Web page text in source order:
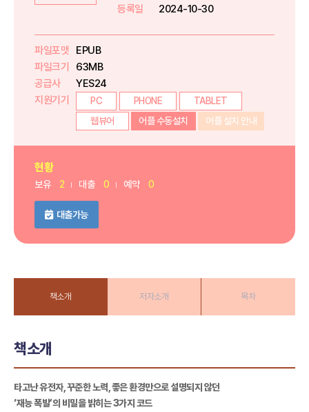
등록일
2024-10-30
파일포맷
EPUB
파일크기
63MB
공급사
YES24
지원기기
PC PHONE
TABLET
웹뷰어
어플 수동설치 어플 설치 안내
현황
보유 2 대출 0 예약 0
대출가능
책소개 저자소개 목차
책소개
타고난 유전자, 꾸준한 노력, 좋은 환경만으로 설명되지 않던
‘재능 폭발’의 비밀을 밝히는 3가지 코드